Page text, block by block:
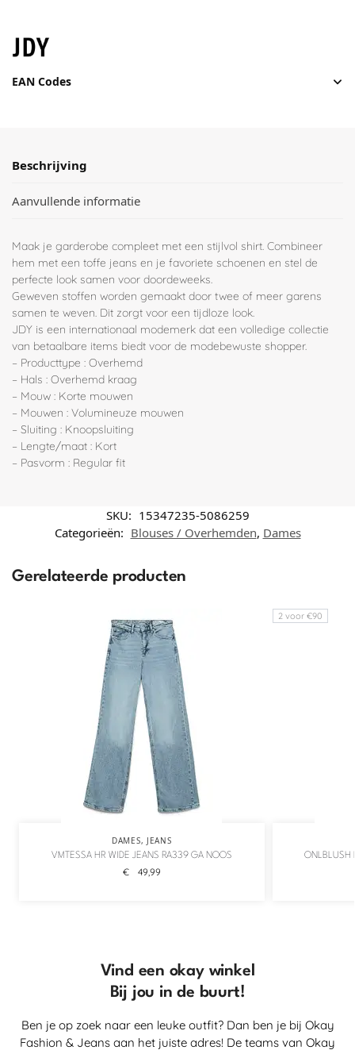
EAN Codes
Beschrijving
Aanvullende informatie
Maak je garderobe compleet met een stijlvol shirt. Combineer
hem met een toffe jeans en je favoriete schoenen en stel de
perfecte look samen voor doordeweeks.
Geweven stoffen worden gemaakt door twee of meer garens
samen te weven. Dit zorgt voor een tijdloze look.
JDY is een internationaal modemerk dat een volledige collectie
van betaalbare items biedt voor de modebewuste shopper.
– Producttype : Overhemd
– Hals : Overhemd kraag
– Mouw : Korte mouwen
– Mouwen : Volumineuze mouwen
– Sluiting : Knoopsluiting
– Lengte/maat : Kort
– Pasvorm : Regular fit
SKU: 15347235-5086259
Categorieën: Blouses / Overhemden, Dames
Gerelateerde producten
DAMES, JEANS
VMTESSA HR WIDE JEANS RA339 GA NOOS
€ 49,99
2 voor €90
ONLBLUSH
Vind een okay winkel
Bij jou in de buurt!
Ben je op zoek naar een leuke outfit? Dan ben je bij Okay
Fashion & Jeans aan het juiste adres! De teams van Okay